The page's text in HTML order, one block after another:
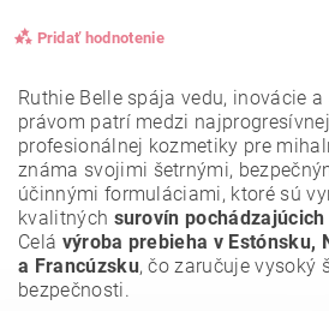
Pridať hodnotenie
Ruthie Belle spája vedu, inovácie
právom patrí medzi
profesionálnej kozmetiky pre
známa svojimi šetrnými,
účinnými formuláciami, ktoré sú
kvalitných surovín
Celá výroba prebieha v Estónsku,
a Francúzsku, čo zaručuje vysoký
bezpečnosti.